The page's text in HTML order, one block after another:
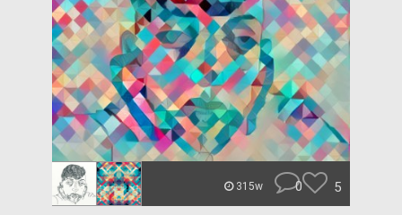
315w 0 5